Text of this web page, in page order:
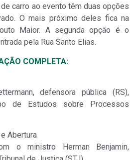
carro ao evento têm duas opções
O mais próximo deles fica na
Maior. A segunda opção é o
pela Rua Santo Elias.
COMPLETA:
defensora pública (RS),
de Estudos sobre Processos
Abertura
o ministro Herman Benjamin,